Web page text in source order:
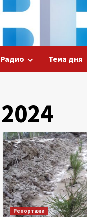
Радио Тема дня
Репортажи